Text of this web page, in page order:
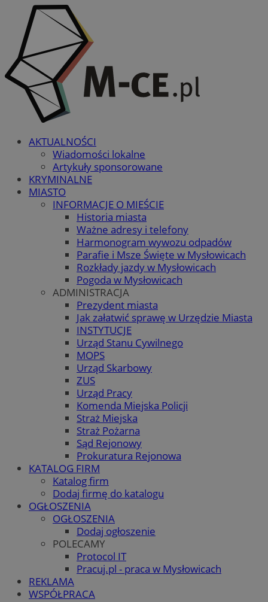
AKTUALNOŚCI
Wiadomości lokalne
Artykuły sponsorowane
KRYMINALNE
MIASTO
INFORMACJE O MIEŚCIE
Historia miasta
Ważne adresy i telefony
Harmonogram wywozu odpadów
Parafie i Msze Święte w Mysłowicach
Rozkłady jazdy w Mysłowicach
Pogoda w Mysłowicach
ADMINISTRACJA
Prezydent miasta
Jak załatwić sprawę w Urzędzie Miasta
INSTYTUCJE
Urząd Stanu Cywilnego
MOPS
Urząd Skarbowy
ZUS
Urząd Pracy
Komenda Miejska Policji
Straż Miejska
Straż Pożarna
Sąd Rejonowy
Prokuratura Rejonowa
KATALOG FIRM
Katalog firm
Dodaj firmę do katalogu
OGŁOSZENIA
OGŁOSZENIA
Dodaj ogłoszenie
POLECAMY
Protocol IT
Pracuj.pl - praca w Mysłowicach
REKLAMA
WSPÓŁPRACA